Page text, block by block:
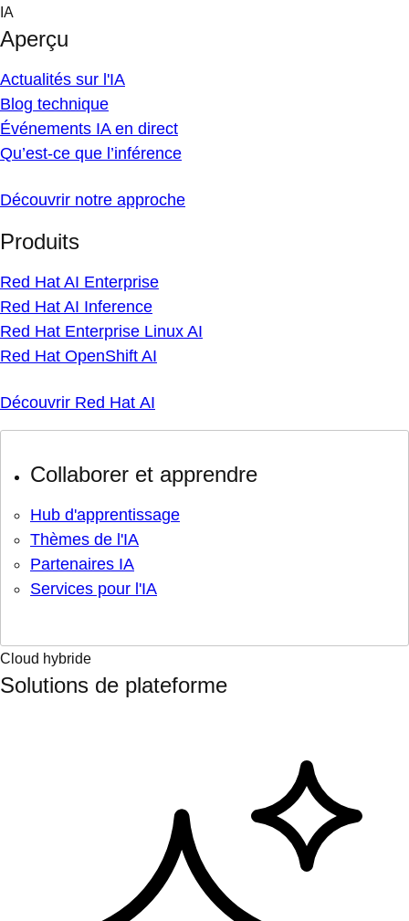
Skip
content
IA
Aperçu
Actualités sur l'IA
Blog technique
Événements IA en direct
Qu’est-ce que l’inférence
Découvrir notre approche
Produits
Red Hat AI Enterprise
Red Hat AI Inference
Red Hat Enterprise Linux AI
Red Hat OpenShift AI
Découvrir Red Hat AI
Collaborer et apprendre
Hub d'apprentissage
Thèmes de l'IA
Partenaires IA
Services pour l'IA
Cloud hybride
Solutions de plateforme